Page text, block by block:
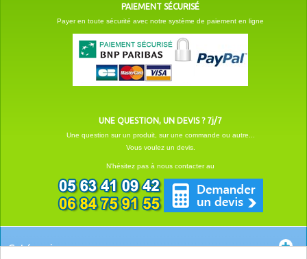
PAIEMENT SÉCURISÉ
Payer en toute sécurité avec notre système de paiement en ligne
UNE QUESTION, UN DEVIS ? 7j/7
Une question sur un produit, sur une commande ou autre...
Vous voulez un devis.
N'hésitez pas à nous contacter au
Catégories